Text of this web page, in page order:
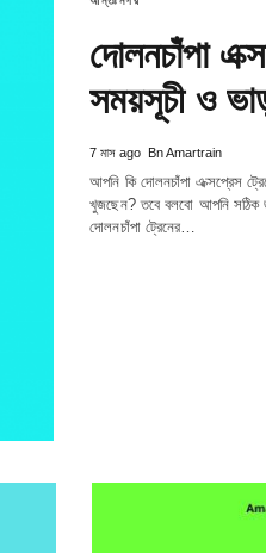
দোলনচাঁপা
সময়সূচী ও
7 মাস ago Bn Amartrain
আপনি কি দোলনচাঁপা এক্সপ্রেস
খুজছেন? তবে বলবো আপনি সঠিক
দোলনচাঁপা ট্রেনের…